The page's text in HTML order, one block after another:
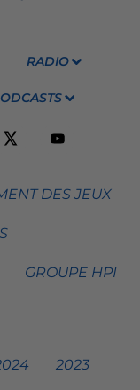
RADIO
DES JEUX
GROUPE HPI
2023